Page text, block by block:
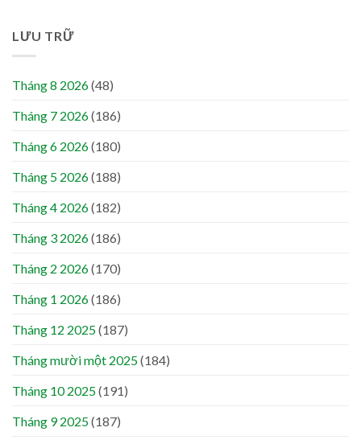
LƯU TRỮ
Tháng 8 2026(48)
Tháng 7 2026(186)
Tháng 6 2026(180)
Tháng 5 2026(188)
Tháng 4 2026(182)
Tháng 3 2026(186)
Tháng 2 2026(170)
Tháng 1 2026(186)
Tháng 12 2025(187)
Tháng mười một 2025(184)
Tháng 10 2025(191)
Tháng 9 2025(187)